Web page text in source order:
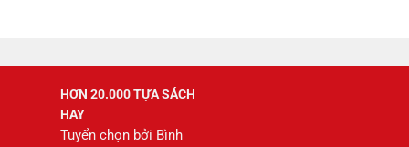
HƠN 20.000 TỰA SÁCH
HAY
Tuyển chọn bởi Bình